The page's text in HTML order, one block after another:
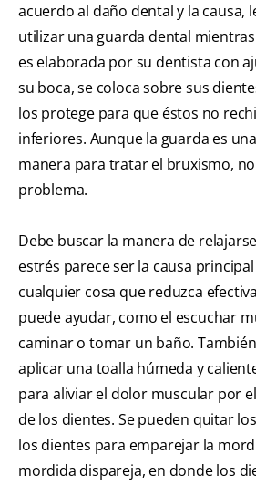
acuerdo al daño dental y la causa,
utilizar una guarda dental
es elaborada por su dentista con
su boca, se coloca sobre sus
los protege para que éstos no
inferiores. Aunque la guarda es
manera para tratar el bruxismo,
problema.
Debe buscar la manera de
estrés parece ser la causa
cualquier cosa que reduzca
puede ayudar, como el escuchar
caminar o tomar un baño.
aplicar una toalla húmeda y
para aliviar el dolor muscular por
de los dientes. Se pueden quitar
los dientes para emparejar la
mordida dispareja, en donde los